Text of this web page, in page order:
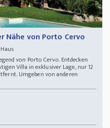
Nähe von Porto Cervo
von Porto Cervo. Entdecken
Villa in exklusiver Lage, nur 12
Umgeben von anderen